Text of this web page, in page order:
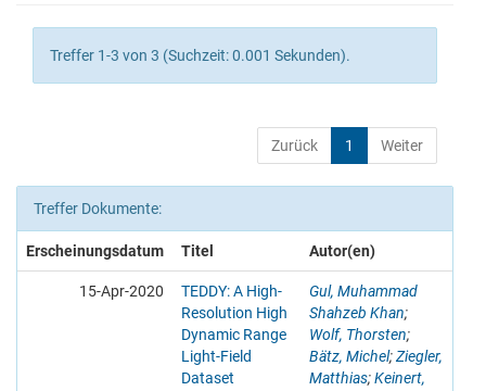
Treffer 1-3 von 3 (Suchzeit: 0.001 Sekunden).
Zurück 1 Weiter
Treffer Dokumente:
Erscheinungsdatum Titel Autor(en)
15-Apr-2020
TEDDY: A High-
Resolution High
Dynamic Range
Light-Field
Dataset
Gul, Muhammad
Shahzeb Khan;
Wolf, Thorsten;
Bätz, Michel;Ziegler,
Matthias;Keinert,